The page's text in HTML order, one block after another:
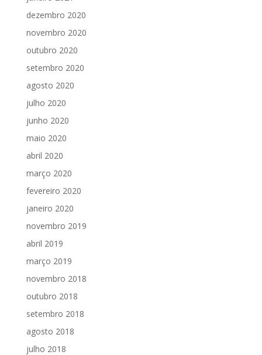
dezembro 2020
novembro 2020
outubro 2020
setembro 2020
agosto 2020
julho 2020
junho 2020
maio 2020
abril 2020
março 2020
fevereiro 2020
janeiro 2020
novembro 2019
abril 2019
março 2019
novembro 2018
outubro 2018
setembro 2018
agosto 2018
julho 2018